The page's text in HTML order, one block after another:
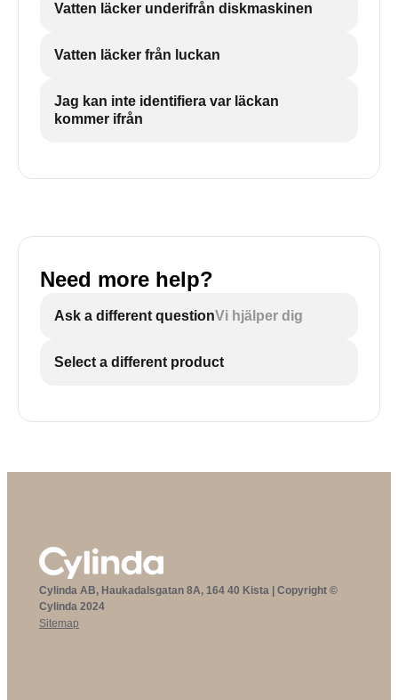
Vatten läcker underifrån diskmaskinen
Vatten läcker från luckan
Jag kan inte identifiera var läckan
kommer ifrån
Need more help?
Ask a different questionVi hjälper dig
Select a different product
Cylinda AB, Haukadalsgatan 8A, 164 40 Kista | Copyright ©
Cylinda 2024
Sitemap